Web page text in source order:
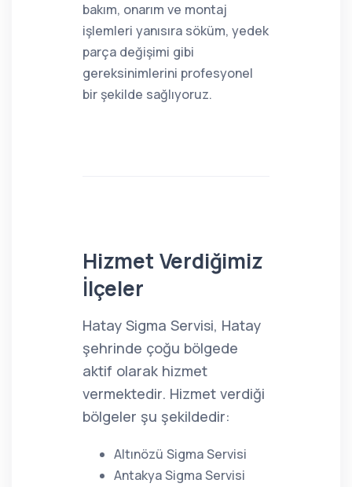
bakım, onarım ve montaj
işlemleri yanısıra söküm, yedek
parça değişimi gibi
gereksinimlerini profesyonel
bir şekilde sağlıyoruz.
Hizmet Verdiğimiz
İlçeler
Hatay Sigma Servisi, Hatay
şehrinde çoğu bölgede
aktif olarak hizmet
vermektedir. Hizmet verdiği
bölgeler şu şekildedir:
Altınözü Sigma Servisi
Antakya Sigma Servisi